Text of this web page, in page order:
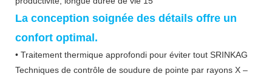
La conception soignée des détails offre un
confort optimal.
• Traitement thermique approfondi pour éviter tout SRINKAG
Techniques de contrôle de soudure de pointe par rayons X –